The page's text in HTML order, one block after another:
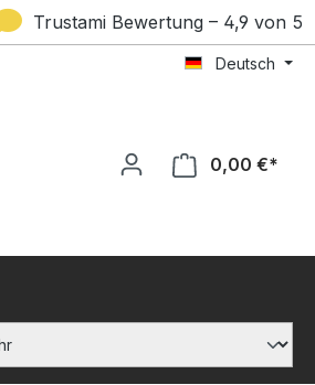
Trustami Bewertung – 4,9 von 5
Sternen
Deutsch
0,00 €*